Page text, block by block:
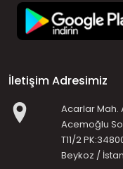
İletişim Adresimiz
Acarlar Mah.
Acemoğlu
T11/2
Beykoz /